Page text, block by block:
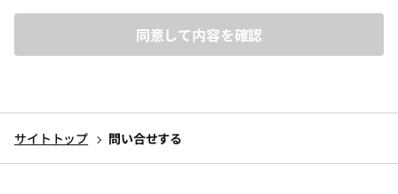
ジ(以下、「マイページ」)が提供されます。
ユーザーは、マイページにおいては、次条に定めるサービ
スを利用いただくことができます。
4.当財団から付与されたＩＤ・パスワード(以下、「アカウン
定めるとともに、これを実行し維持することを宣言いたしま
を取得いたします。
2.個人情報を、本人から直接書面によって取得する場合は、
当財団名、個人情報保護管理者名及び連絡先、利用目的等
サイトトップ 問い合せする